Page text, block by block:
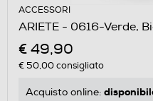
ACCESSORI
ARIETE - 0616-Verde,
€ 49,90
€ 50,00consigliato
Acquisto online: